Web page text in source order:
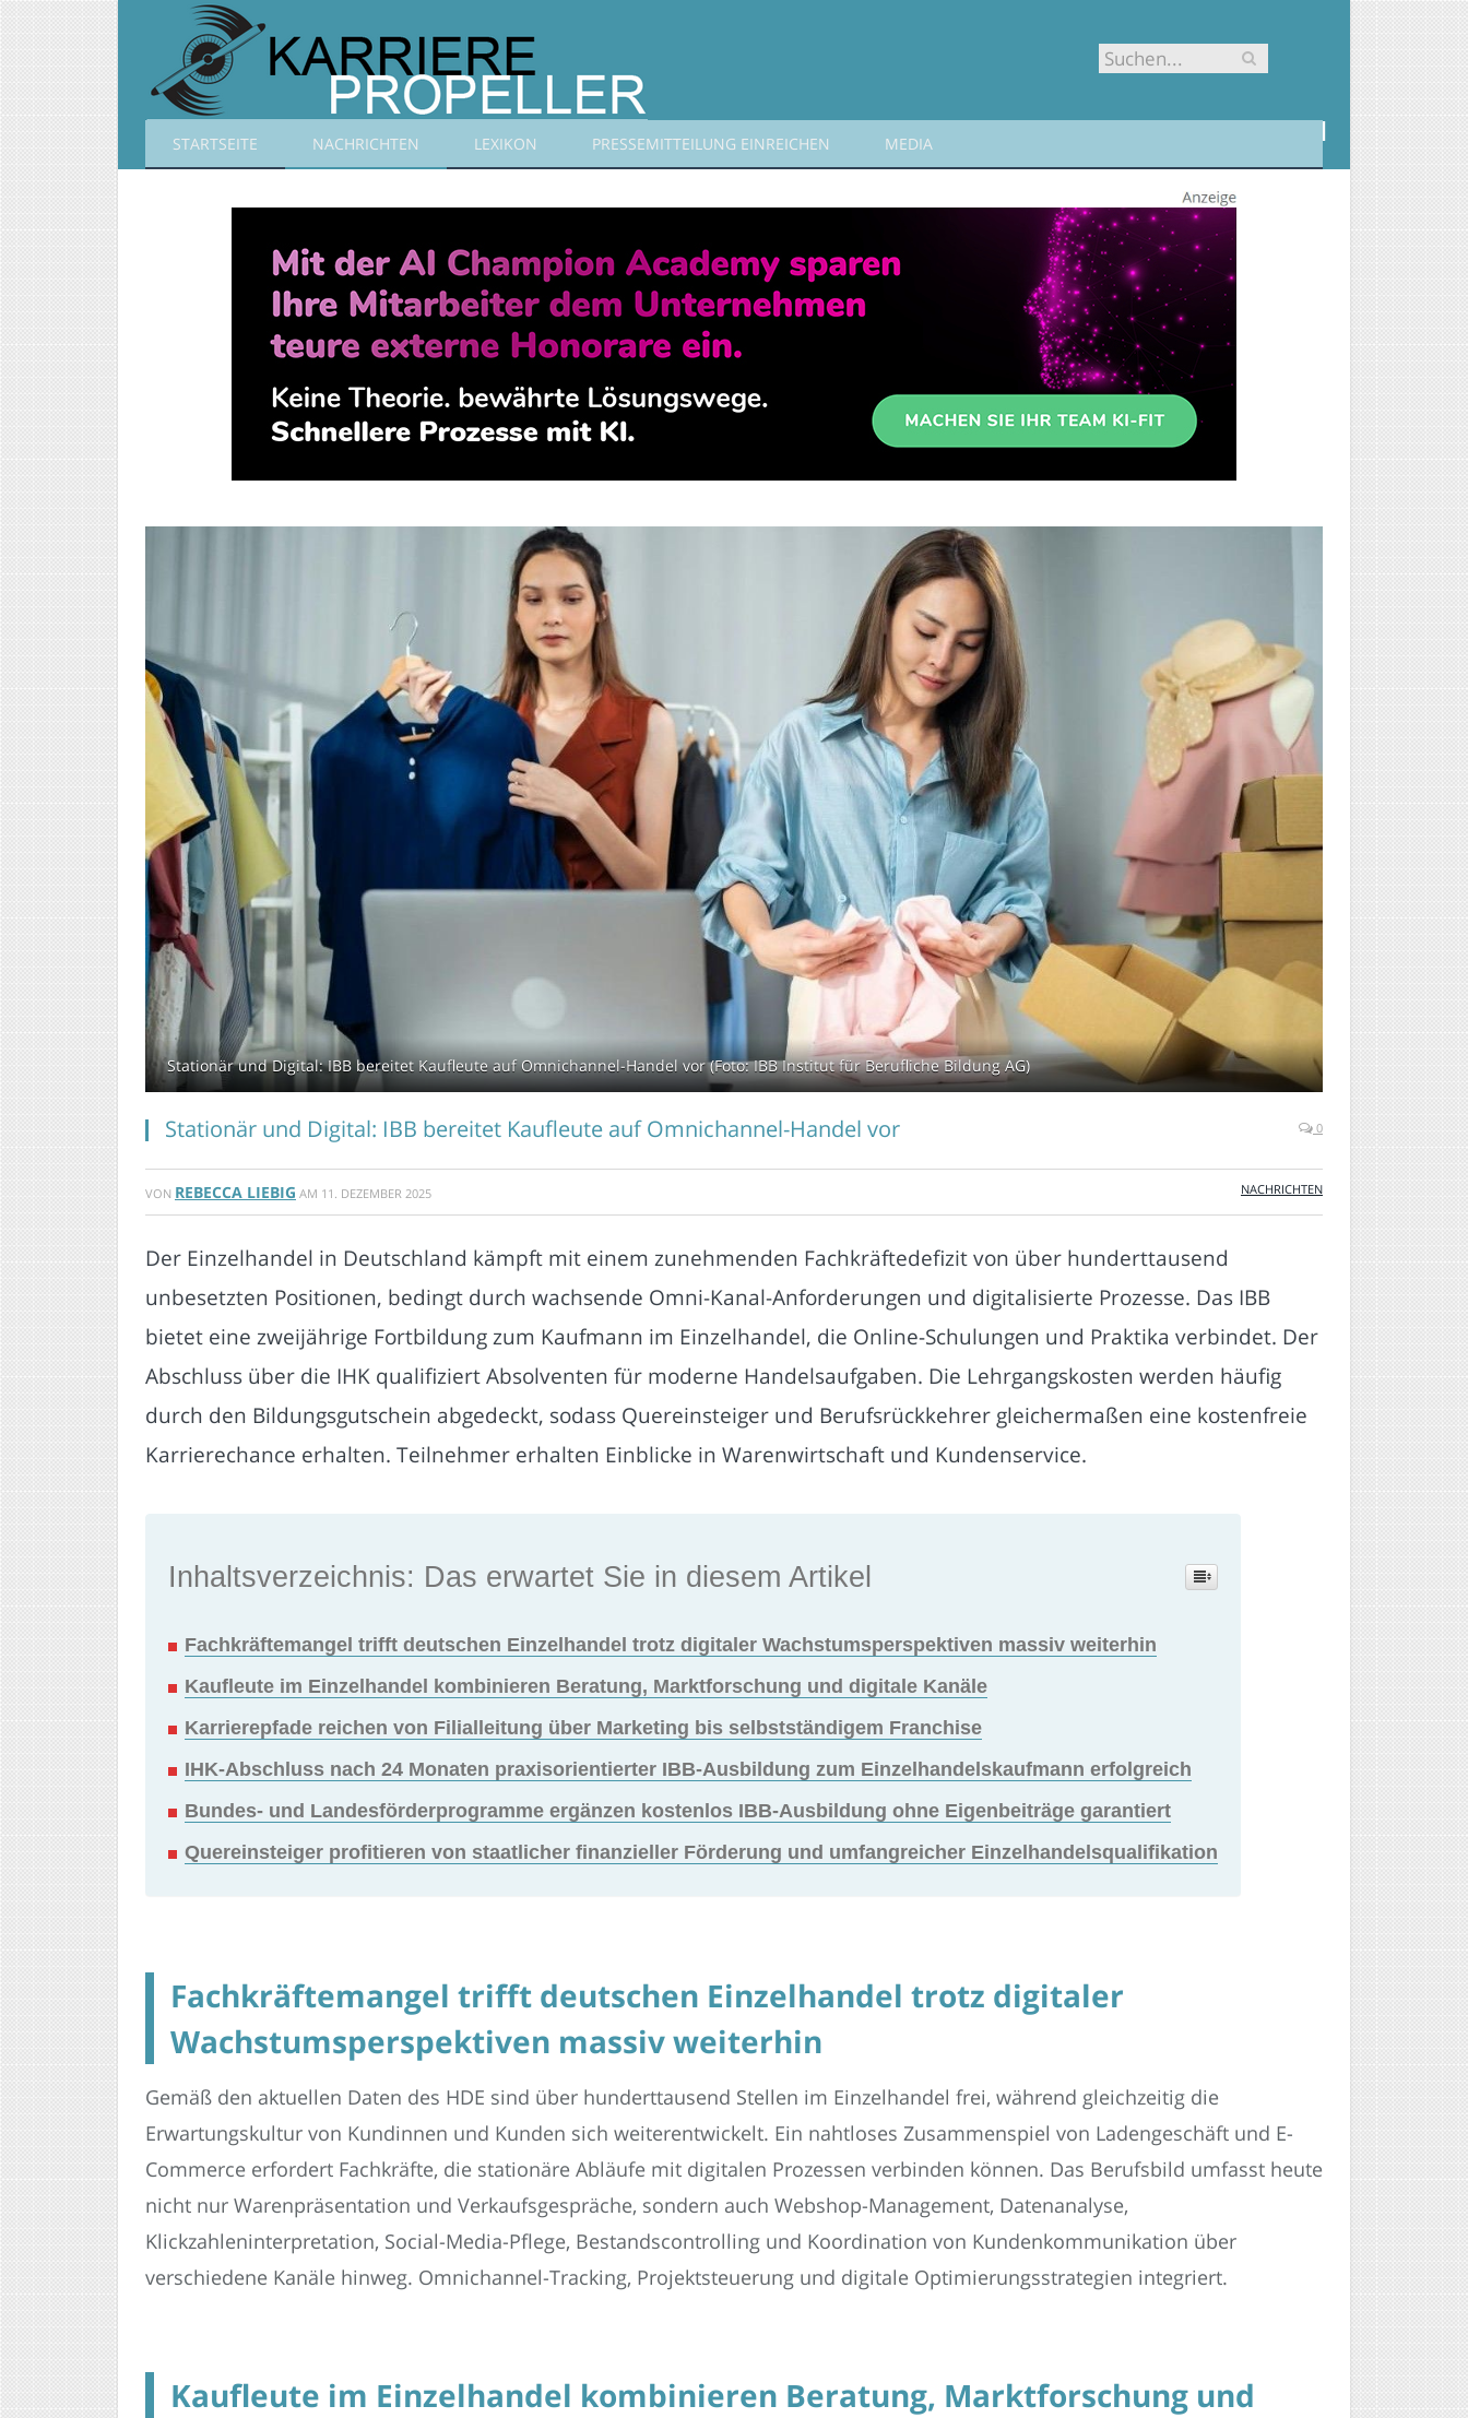
Karrierepropeller
STARTSEITE NACHRICHTEN LEXIKON PRESSEMITTEILUNG EINREICHEN MEDIA
Stationär und Digital: IBB bereitet Kaufleute auf Omnichannel-Handel vor (Foto: IBB Institut für Berufliche Bildung AG)
Stationär und Digital: IBB bereitet Kaufleute auf Omnichannel-Handel vor 0
VON REBECCA LIEBIG AM 11. DEZEMBER 2025 NACHRICHTEN
Der Einzelhandel in Deutschland kämpft mit einem zunehmenden Fachkräftedefizit von über hunderttausend
unbesetzten Positionen, bedingt durch wachsende Omni-Kanal-Anforderungen und digitalisierte Prozesse. Das IBB
bietet eine zweijährige Fortbildung zum Kaufmann im Einzelhandel, die Online-Schulungen und Praktika verbindet. Der
Abschluss über die IHK qualifiziert Absolventen für moderne Handelsaufgaben. Die Lehrgangskosten werden häufig
durch den Bildungsgutschein abgedeckt, sodass Quereinsteiger und Berufsrückkehrer gleichermaßen eine kostenfreie
Karrierechance erhalten. Teilnehmer erhalten Einblicke in Warenwirtschaft und Kundenservice.
Inhaltsverzeichnis: Das erwartet Sie in diesem Artikel
Fachkräftemangel trifft deutschen Einzelhandel trotz digitaler Wachstumsperspektiven massiv weiterhin
Kaufleute im Einzelhandel kombinieren Beratung, Marktforschung und digitale Kanäle
Karrierepfade reichen von Filialleitung über Marketing bis selbstständigem Franchise
IHK-Abschluss nach 24 Monaten praxisorientierter IBB-Ausbildung zum Einzelhandelskaufmann erfolgreich
Bundes- und Landesförderprogramme ergänzen kostenlos IBB-Ausbildung ohne Eigenbeiträge garantiert
Quereinsteiger profitieren von staatlicher finanzieller Förderung und umfangreicher Einzelhandelsqualifikation
Fachkräftemangel trifft deutschen Einzelhandel trotz digitaler
Wachstumsperspektiven massiv weiterhin
Gemäß den aktuellen Daten des HDE sind über hunderttausend Stellen im Einzelhandel frei, während gleichzeitig die
Erwartungskultur von Kundinnen und Kunden sich weiterentwickelt. Ein nahtloses Zusammenspiel von Ladengeschäft und E-
Commerce erfordert Fachkräfte, die stationäre Abläufe mit digitalen Prozessen verbinden können. Das Berufsbild umfasst heute
nicht nur Warenpräsentation und Verkaufsgespräche, sondern auch Webshop-Management, Datenanalyse,
Klickzahleninterpretation, Social-Media-Pflege, Bestandscontrolling und Koordination von Kundenkommunikation über
verschiedene Kanäle hinweg. Omnichannel-Tracking, Projektsteuerung und digitale Optimierungsstrategien integriert.
Kaufleute im Einzelhandel kombinieren Beratung, Marktforschung und